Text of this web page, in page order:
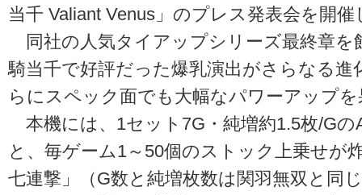
当千 Valiant Venus」のプレス発表会を開催
同社の人気タイアップシリーズ最終章を
騎当千で好評だった爆乳演出がさらなる進
らにスペック面でも大幅なパワーアップ
本機には、1セット7G・純増約1.5枚/Gの
と、毎ゲーム1～50個のストック上乗せが
七連撃」（G数と純増枚数は関羽無双と同